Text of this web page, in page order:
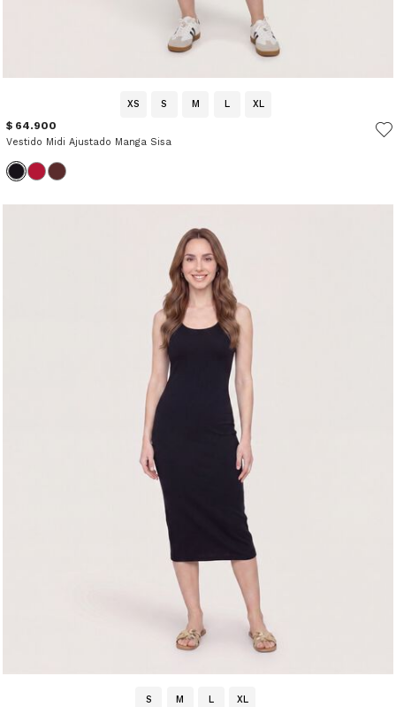
XS S M L XL
$ 64.900
Vestido Midi Ajustado Manga Sisa
S M L XL